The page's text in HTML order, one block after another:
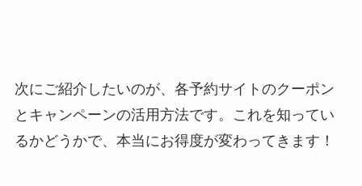
次にご紹介したいのが、各予約サイトのクーポン
とキャンペーンの活用方法です。これを知ってい
るかどうかで、本当にお得度が変わってきます！